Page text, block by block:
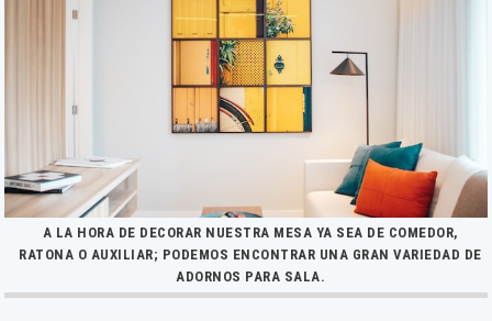
A LA HORA DE DECORAR NUESTRA MESA YA SEA DE COMEDOR,
RATONA O AUXILIAR; PODEMOS ENCONTRAR UNA GRAN VARIEDAD DE
ADORNOS PARA SALA.